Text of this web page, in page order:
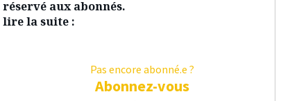
aux abonnés.
lire la suite :
Pas encore abonné.e ?
Abonnez-vous